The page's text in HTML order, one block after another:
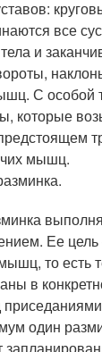
все
и
С особой
которые
мышц.
Ее цель
то есть
в
один